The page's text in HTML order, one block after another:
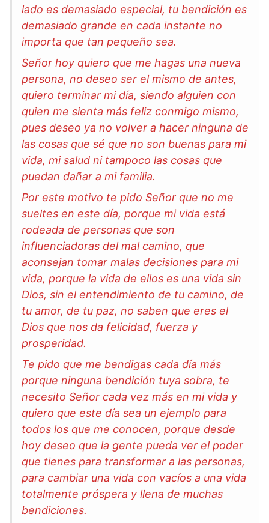
lado es demasiado especial, tu bendición es
demasiado grande en cada instante no
importa que tan pequeño sea.
Señor hoy quiero que me hagas una nueva
persona, no deseo ser el mismo de antes,
quiero terminar mi día, siendo alguien con
quien me sienta más feliz conmigo mismo,
pues deseo ya no volver a hacer ninguna de
las cosas que sé que no son buenas para mi
vida, mi salud ni tampoco las cosas que
puedan dañar a mi familia.
Por este motivo te pido Señor que no me
sueltes en este día, porque mi vida está
rodeada de personas que son
influenciadoras del mal camino, que
aconsejan tomar malas decisiones para mi
vida, porque la vida de ellos es una vida sin
Dios, sin el entendimiento de tu camino, de
tu amor, de tu paz, no saben que eres el
Dios que nos da felicidad, fuerza y
prosperidad.
Te pido que me bendigas cada día más
porque ninguna bendición tuya sobra, te
necesito Señor cada vez más en mi vida y
quiero que este día sea un ejemplo para
todos los que me conocen, porque desde
hoy deseo que la gente pueda ver el poder
que tienes para transformar a las personas,
para cambiar una vida con vacíos a una vida
totalmente próspera y llena de muchas
bendiciones.